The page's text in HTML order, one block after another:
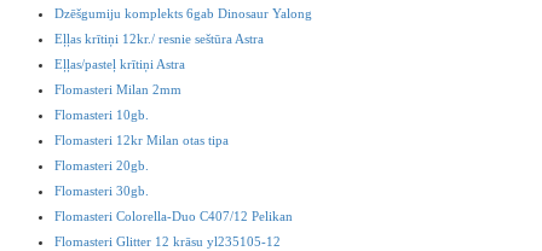
Dzēšgumiju komplekts 6gab Dinosaur Yalong
Eļļas krītiņi 12kr./ resnie seštūra Astra
Eļļas/pasteļ krītiņi Astra
Flomasteri Milan 2mm
Flomasteri 10gb.
Flomasteri 12kr Milan otas tipa
Flomasteri 20gb.
Flomasteri 30gb.
Flomasteri Colorella-Duo C407/12 Pelikan
Flomasteri Glitter 12 krāsu yl235105-12